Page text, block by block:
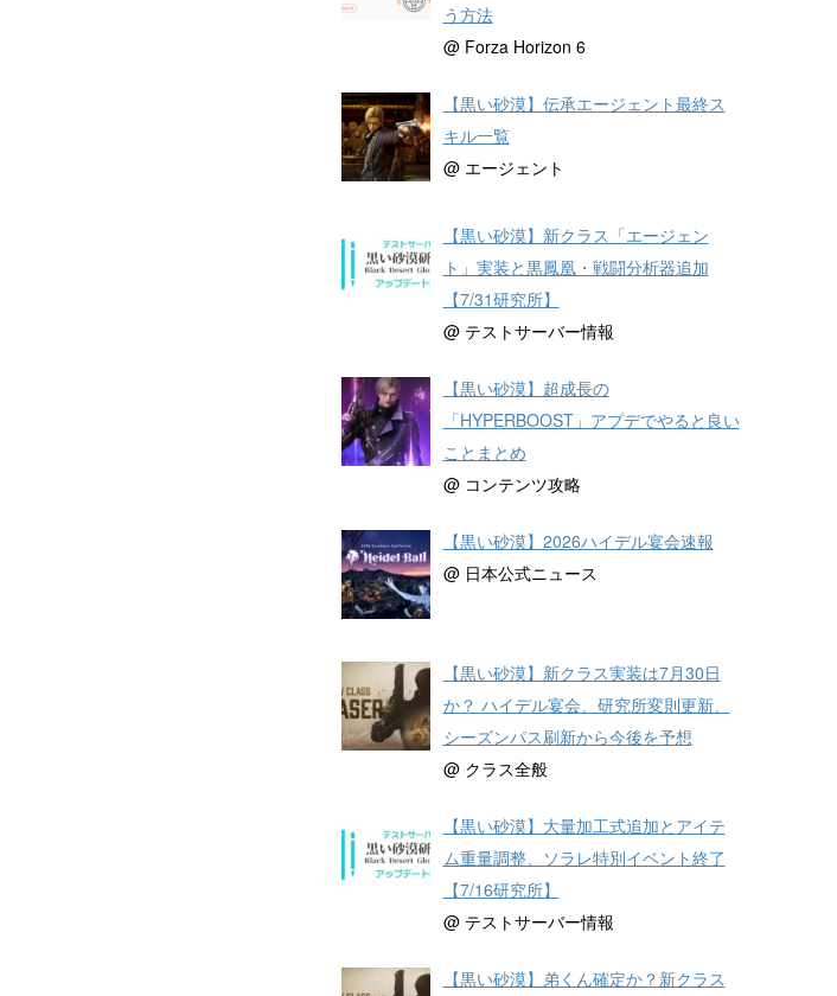
う方法
@ Forza Horizon 6
【黒い砂漠】伝承エージェント最終ス
キル一覧
@ エージェント
【黒い砂漠】新クラス「エージェン
ト」実装と黒鳳凰・戦闘分析器追加
【7/31研究所】
@ テストサーバー情報
【黒い砂漠】超成長の
「HYPERBOOST」アプデでやると良い
ことまとめ
@ コンテンツ攻略
【黒い砂漠】2026ハイデル宴会速報
@ 日本公式ニュース
【黒い砂漠】新クラス実装は7月30日
か？ ハイデル宴会、研究所変則更新、
シーズンパス刷新から今後を予想
@ クラス全般
【黒い砂漠】大量加工式追加とアイテ
ム重量調整、ソラレ特別イベント終了
【7/16研究所】
@ テストサーバー情報
【黒い砂漠】弟くん確定か？新クラス